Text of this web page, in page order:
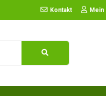
Kontakt Mein